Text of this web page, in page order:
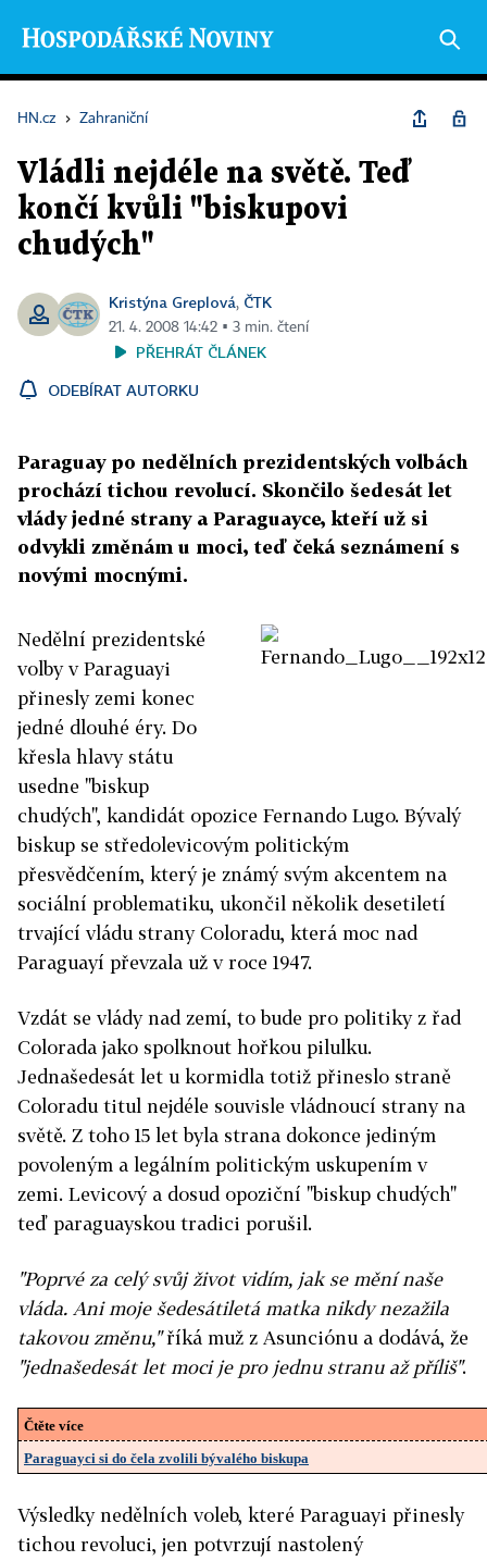
HN.cz › Zahraniční
Vládli nejdéle na světě. Teď
končí kvůli "biskupovi
chudých"
Kristýna Greplová, ČTK
21. 4. 2008 14:42 ▪ 3 min. čtení
PŘEHRÁT ČLÁNEK
ODEBÍRAT AUTORKU
Paraguay po nedělních prezidentských volbách
prochází tichou revolucí. Skončilo šedesát let
vlády jedné strany a Paraguayce, kteří už si
odvykli změnám u moci, teď čeká seznámení s
novými mocnými.
Nedělní prezidentské
volby v Paraguayi
přinesly zemi konec
jedné dlouhé éry. Do
křesla hlavy státu
usedne "biskup
chudých", kandidát opozice Fernando Lugo. Bývalý
biskup se středolevicovým politickým
přesvědčením, který je známý svým akcentem na
sociální problematiku, ukončil několik desetiletí
trvající vládu strany Coloradu, která moc nad
Paraguayí převzala už v roce 1947.
Vzdát se vlády nad zemí, to bude pro politiky z řad
Colorada jako spolknout hořkou pilulku.
Jednašedesát let u kormidla totiž přineslo straně
Coloradu titul nejdéle souvisle vládnoucí strany na
světě. Z toho 15 let byla strana dokonce jediným
povoleným a legálním politickým uskupením v
zemi. Levicový a dosud opoziční "biskup chudých"
teď paraguayskou tradici porušil.
"Poprvé za celý svůj život vidím, jak se mění naše
vláda. Ani moje šedesátiletá matka nikdy nezažila
takovou změnu,"říká muž z Asunciónu a dodává, že
"jednašedesát let moci je pro jednu stranu až příliš".
Čtěte více
Paraguayci si do čela zvolili bývalého biskupa
Výsledky nedělních voleb, které Paraguayi přinesly
tichou revoluci, jen potvrzují nastolený